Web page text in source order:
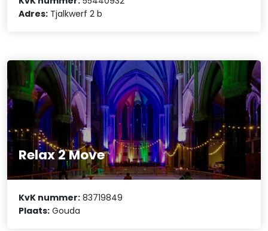
Adres: Tjalkwerf 2 b
Relax 2 Move
KvK nummer: 83719849
Plaats: Gouda